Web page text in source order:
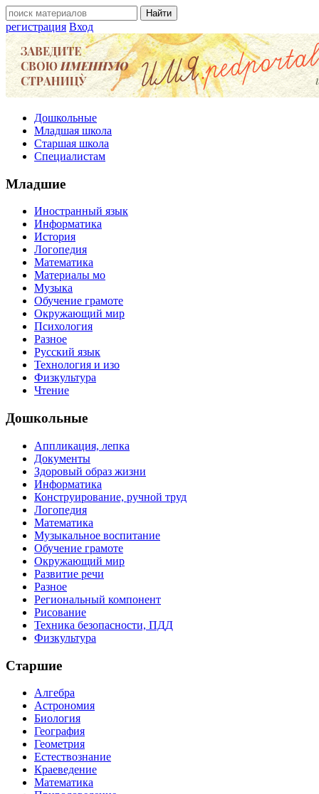
регистрация Вход
Дошкольные
Младшая школа
Старшая школа
Специалистам
Младшие
Иностранный язык
Информатика
История
Логопедия
Математика
Материалы мо
Музыка
Обучение грамоте
Окружающий мир
Психология
Разное
Русский язык
Технология и изо
Физкультура
Чтение
Дошкольные
Аппликация, лепка
Документы
Здоровый образ жизни
Информатика
Конструирование, ручной труд
Логопедия
Математика
Музыкальное воспитание
Обучение грамоте
Окружающий мир
Развитие речи
Разное
Региональный компонент
Рисование
Техника безопасности, ПДД
Физкультура
Старшие
Алгебра
Астрономия
Биология
География
Геометрия
Естествознание
Краеведение
Математика